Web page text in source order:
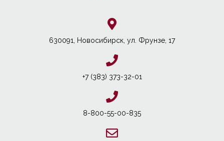
630091, Новосибирcк, ул. Фрунзе, 17
+7 (383) 373-32-01
8-800-55-00-835